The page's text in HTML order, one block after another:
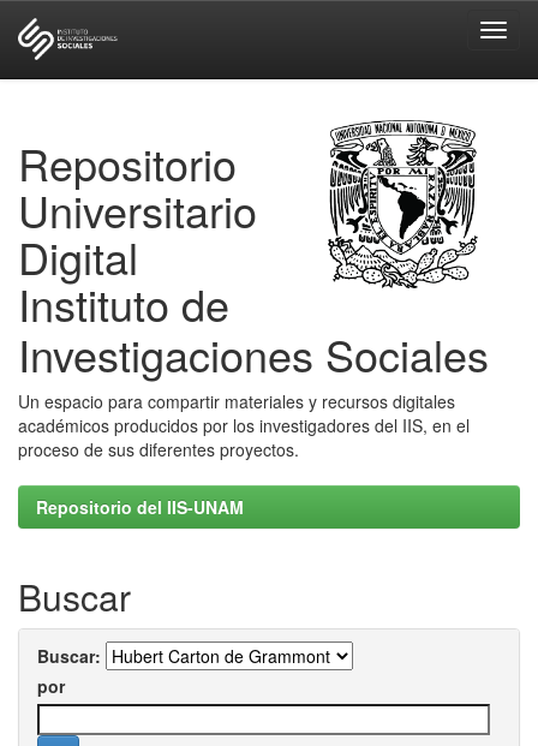
Repositorio
Universitario
Digital
Instituto de
Investigaciones Sociales
Un espacio para compartir materiales y recursos digitales
académicos producidos por los investigadores del IIS, en el
proceso de sus diferentes proyectos.
Repositorio del IIS-UNAM
Buscar
Buscar:
por